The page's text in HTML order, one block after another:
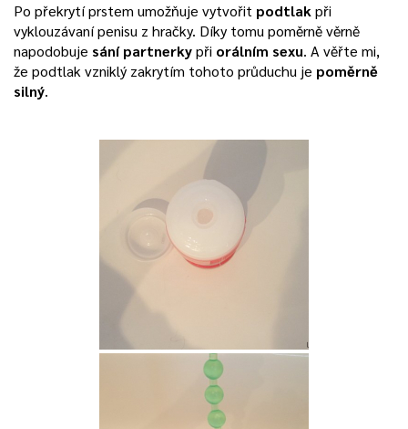
Po překrytí prstem umožňuje vytvořit podtlak při
vyklouzávaní penisu z hračky. Díky tomu poměrně věrně
napodobuje sání partnerkypři orálním sexu. A věřte mi,
že podtlak vzniklý zakrytím tohoto průduchu je poměrně
silný.